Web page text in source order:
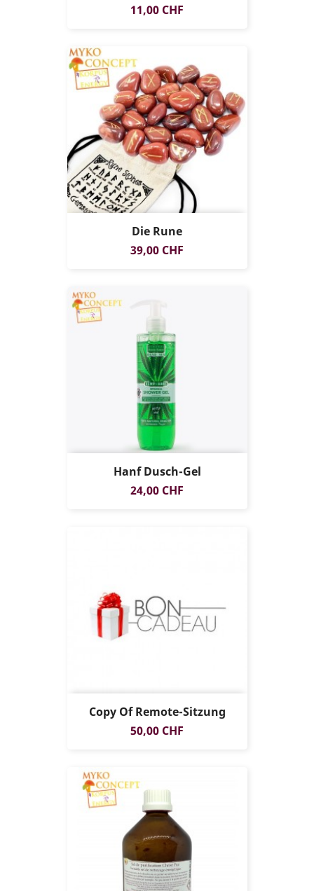
Preis
11,00 CHF
Die Rune
Preis
39,00 CHF
Hanf Dusch-Gel
Preis
24,00 CHF
Copy Of Remote-Sitzung
Preis
50,00 CHF